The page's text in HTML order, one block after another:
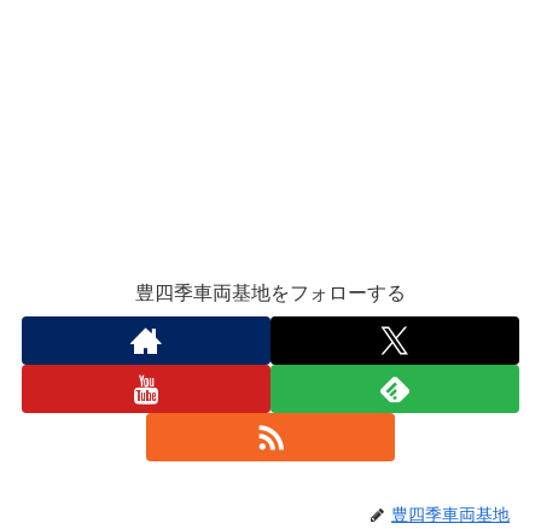
豊四季車両基地をフォローする
豊四季車両基地